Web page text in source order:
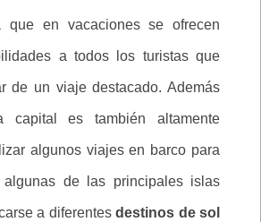
que en vacaciones se ofrecen
a todos los turistas que
de un viaje destacado. Además
capital es también altamente
algunos viajes en barco para
algunas de las principales islas
a diferentesdestinos de sol